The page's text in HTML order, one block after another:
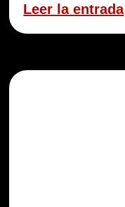
Leer la entrada